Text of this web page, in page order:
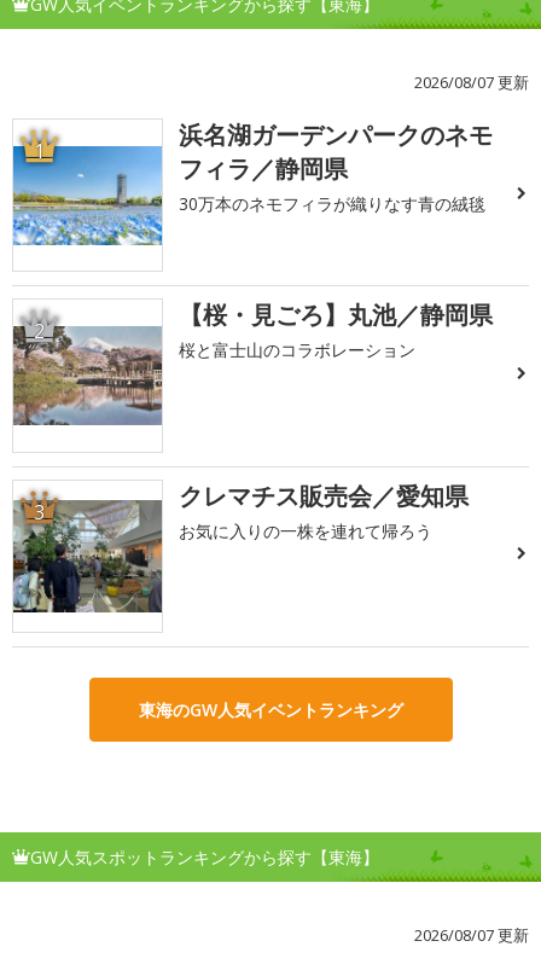
2026/08/07 更新
1
浜名湖ガーデンパークのネモ
フィラ／静岡県
30万本のネモフィラが織りなす青の絨毯
2 【桜・見ごろ】丸池／静岡県
桜と富士山のコラボレーション
3 クレマチス販売会／愛知県
お気に入りの一株を連れて帰ろう
東海のGW人気イベントランキング
GW人気スポットランキングから探す【東海】
2026/08/07 更新